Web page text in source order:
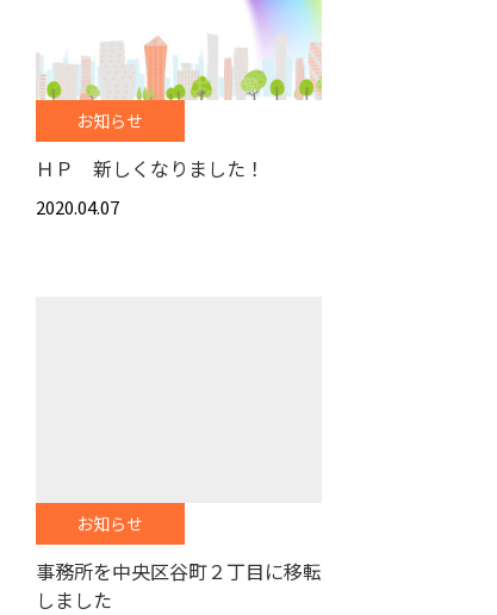
お知らせ
ＨＰ 新しくなりました！
2020.04.07
お知らせ
事務所を中央区谷町２丁目に移転
しました